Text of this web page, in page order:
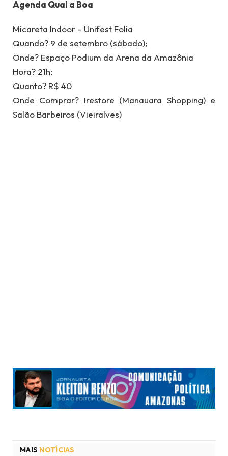
Agenda Qual a Boa
Micareta Indoor – Unifest Folia
Quando? 9 de setembro (sábado);
Onde? Espaço Podium da Arena da Amazônia
Hora? 21h;
Quanto? R$ 40
Onde Comprar? Irestore (Manauara Shopping) e
Salão Barbeiros (Vieiralves)
MAIS NOTÍCIAS